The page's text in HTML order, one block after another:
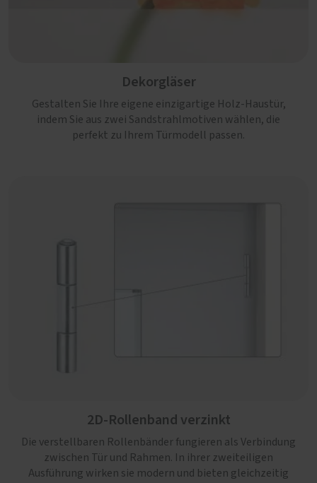
Dekorgläser
Gestalten Sie Ihre eigene einzigartige Holz-Haustür,
indem Sie aus zwei Sandstrahlmotiven wählen, die
perfekt zu Ihrem Türmodell passen.
2D-Rollenband verzinkt
Die verstellbaren Rollenbänder fungieren als Verbindung
zwischen Tür und Rahmen. In ihrer zweiteiligen
Ausführung wirken sie modern und bieten gleichzeitig